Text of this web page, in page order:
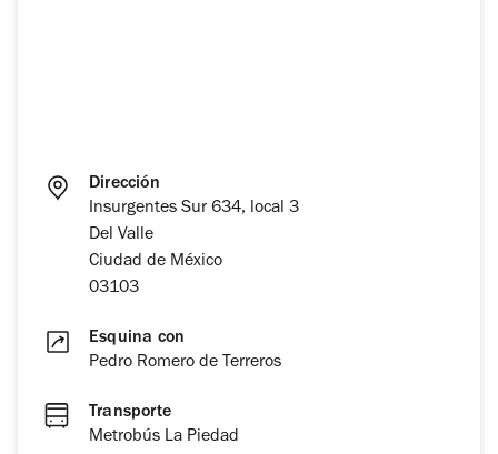
Dirección
Insurgentes Sur 634, local 3
Del Valle
Ciudad de México
03103
Esquina con
Pedro Romero de Terreros
Transporte
Metrobús La Piedad